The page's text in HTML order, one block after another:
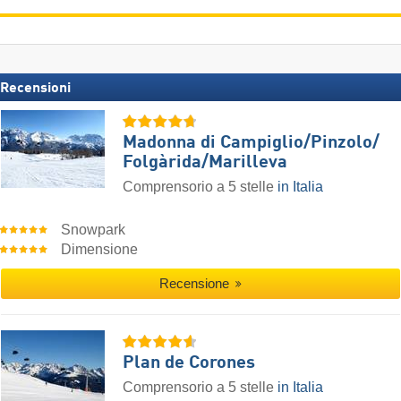
Recensioni
Madonna di Campiglio/​Pinzolo/​
Folgàrida/​Marilleva
Comprensorio a 5 stelle in Italia
Snowpark
Dimensione
Recensione
Plan de Corones
Comprensorio a 5 stelle in Italia